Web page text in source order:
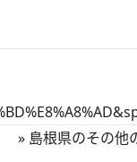
» 島根県のその他